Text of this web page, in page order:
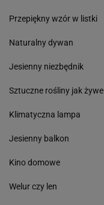
Przepiękny wzór w listki
Naturalny dywan
Jesienny niezbędnik
Sztuczne rośliny jak żywe
Klimatyczna lampa
Jesienny balkon
Kino domowe
Welur czy len